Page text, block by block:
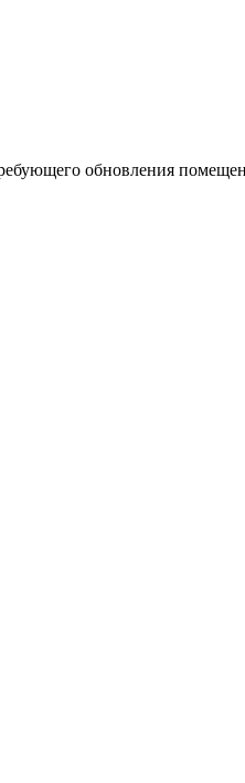
обновления